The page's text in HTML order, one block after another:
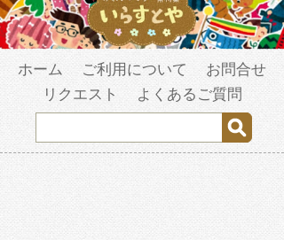
ホーム ご利用について
お問合せ
リクエスト
よくあるご質問